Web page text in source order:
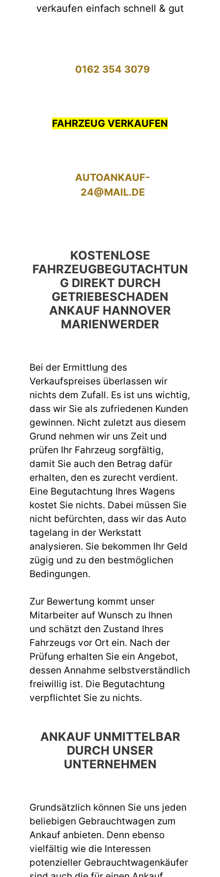
verkaufen einfach schnell & gut
0162 354 3079
FAHRZEUG VERKAUFEN
AUTOANKAUF-
24@MAIL.DE
KOSTENLOSE
FAHRZEUGBEGUTACHTUN
G DIREKT DURCH
GETRIEBESCHADEN
ANKAUF HANNOVER
MARIENWERDER
Bei der Ermittlung des
Verkaufspreises überlassen wir
nichts dem Zufall. Es ist uns wichtig,
dass wir Sie als zufriedenen Kunden
gewinnen. Nicht zuletzt aus diesem
Grund nehmen wir uns Zeit und
prüfen Ihr Fahrzeug sorgfältig,
damit Sie auch den Betrag dafür
erhalten, den es zurecht verdient.
Eine Begutachtung Ihres Wagens
kostet Sie nichts. Dabei müssen Sie
nicht befürchten, dass wir das Auto
tagelang in der Werkstatt
analysieren. Sie bekommen Ihr Geld
zügig und zu den bestmöglichen
Bedingungen.
Zur Bewertung kommt unser
Mitarbeiter auf Wunsch zu Ihnen
und schätzt den Zustand Ihres
Fahrzeugs vor Ort ein. Nach der
Prüfung erhalten Sie ein Angebot,
dessen Annahme selbstverständlich
freiwillig ist. Die Begutachtung
verpflichtet Sie zu nichts.
ANKAUF UNMITTELBAR
DURCH UNSER
UNTERNEHMEN
Grundsätzlich können Sie uns jeden
beliebigen Gebrauchtwagen zum
Ankauf anbieten. Denn ebenso
vielfältig wie die Interessen
potenzieller Gebrauchtwagenkäufer